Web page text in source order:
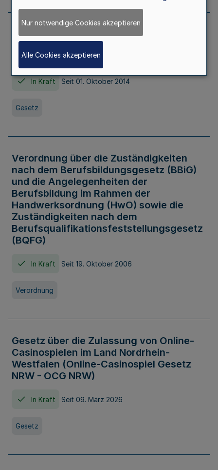
Gesetz über die Hochschulen des Landes
Nordrhein-Westfalen (Hochschulgesetz -
HG)
In Kraft Seit 01. Oktober 2014
Gesetz
Verordnung über die Zuständigkeiten
nach dem Berufsbildungsgesetz (BBiG)
und die Angelegenheiten der
Berufsbildung im Rahmen der
Handwerksordnung (HwO) sowie die
Zuständigkeiten nach dem
Berufsqualifikationsfeststellungsgesetz
(BQFG)
In Kraft Seit 19. Oktober 2006
Verordnung
Gesetz über die Zulassung von Online-
Casinospielen im Land Nordrhein-
Westfalen (Online-Casinospiel Gesetz
NRW - OCG NRW)
In Kraft Seit 09. März 2026
Gesetz
Nur notwendige Cookies akzeptieren
Alle Cookies akzeptieren